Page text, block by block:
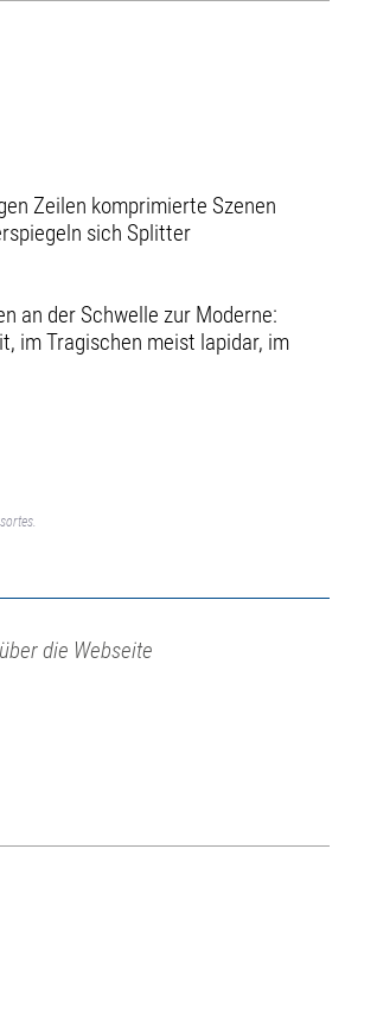
Zeilen komprimierte Szenen
sich Splitter
an der Schwelle zur Moderne:
im Tragischen meist lapidar, im
die Webseite